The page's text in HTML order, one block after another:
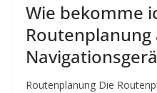
Wie bekomme
Routenplanung
Routenplanung Die